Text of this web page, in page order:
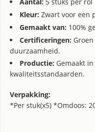
Kleur: Zwart voor een
Gemaakt van: 100%
Certificeringen:
duurzaamheid.
Productie: Gemaakt
kwaliteitsstandaarden.
Verpakking:
*Per stuk(x5) *Omdoos: